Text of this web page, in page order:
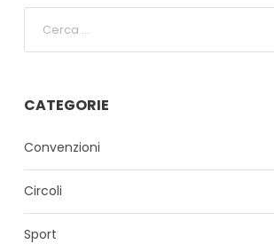
CATEGORIE
Convenzioni
Circoli
Sport